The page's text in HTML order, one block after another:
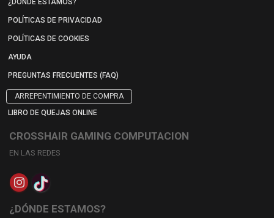
¿DÓNDE ESTAMOS?
POLÍTICAS DE PRIVACIDAD
POLÍTICAS DE COOKIES
AYUDA
PREGUNTAS FRECUENTES (FAQ)
ARREPENTIMIENTO DE COMPRA
LIBRO DE QUEJAS ONLINE
CROSSHAIR GAMING COMPUTACION
EN LAS REDES
¿DÓNDE ESTAMOS?